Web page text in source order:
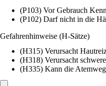
(P103) Vor Gebrauch
(P102) Darf nicht in die
Gefahrenhinweise (H-Sätze)
(H315) Verursacht
(H318) Verursacht
(H335) Kann die